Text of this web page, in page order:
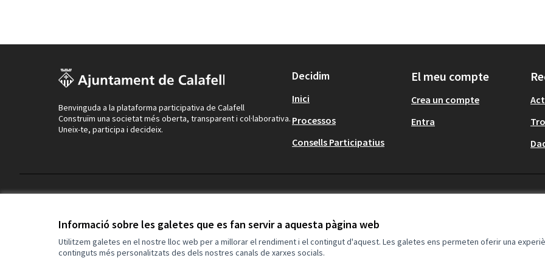
Informació sobre les galetes que es fan servir a aquesta pàgina web
Utilitzem galetes en el nostre lloc web per a millorar el rendiment i el contingut d'aquest. Les galetes ens permeten oferir una
continguts més personalitzats des dels nostres canals de xarxes socials.
Benvinguda a la plataforma participativa de Calafell
Construïm una societat més oberta, transparent i col·laborativa.
Uneix-te, participa i decideix.
Decidim
Inici
Processos
Consells Participatius
El meu compte
Crea un compte
Entra
(Enllaç extern)